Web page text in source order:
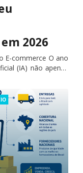
2026
E-commerce O ano
(IA) não apenas
uma ferramenta